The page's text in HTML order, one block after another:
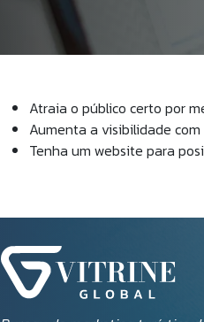
Atraia o público certo por
Aumenta a visibilidade
Tenha um website para